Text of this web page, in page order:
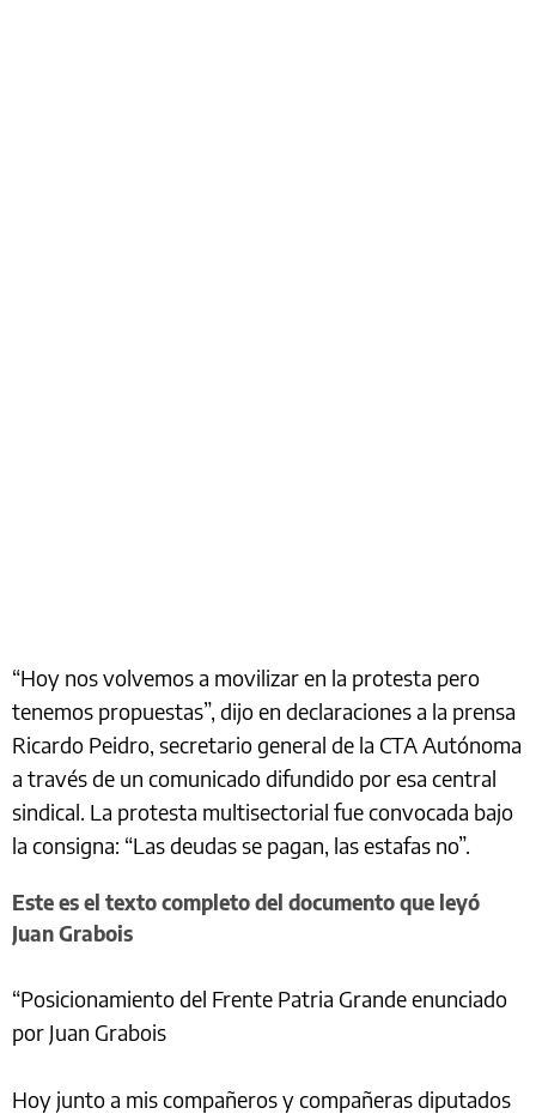
“Hoy nos volvemos a movilizar en la protesta pero
tenemos propuestas”, dijo en declaraciones a la prensa
Ricardo Peidro, secretario general de la CTA Autónoma
a través de un comunicado difundido por esa central
sindical. La protesta multisectorial fue convocada bajo
la consigna: “Las deudas se pagan, las estafas no”.
Este es el texto completo del documento que leyó
Juan Grabois
“Posicionamiento del Frente Patria Grande enunciado
por Juan Grabois
Hoy junto a mis compañeros y compañeras diputados